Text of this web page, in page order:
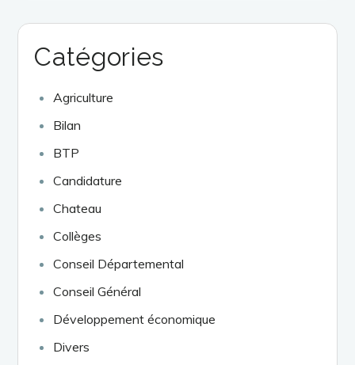
Catégories
Agriculture
Bilan
BTP
Candidature
Chateau
Collèges
Conseil Départemental
Conseil Général
Développement économique
Divers